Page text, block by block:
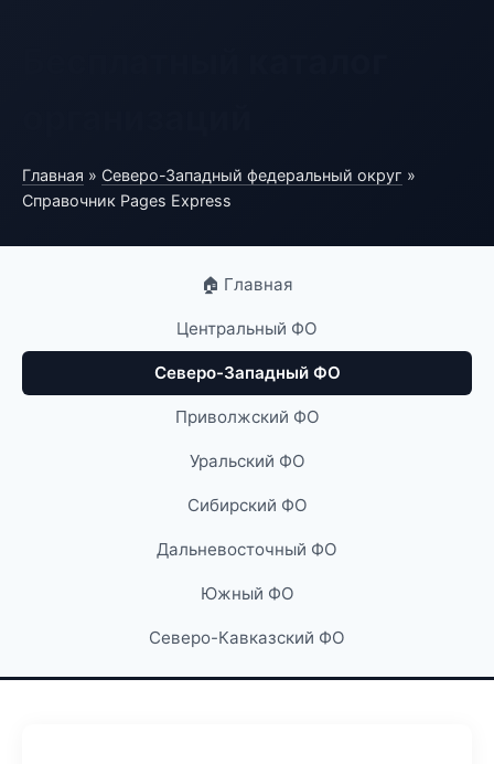
Главная » Северо-Западный федеральный округ »
Справочник Pages Express
🏠 Главная
Центральный ФО
Северо-Западный ФО
Приволжский ФО
Уральский ФО
Сибирский ФО
Дальневосточный ФО
Южный ФО
Северо-Кавказский ФО